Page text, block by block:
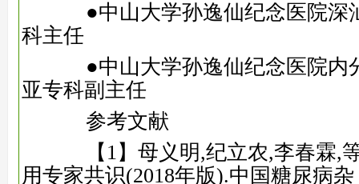
●中山大学孙逸仙纪念医院深
科主任
●中山大学孙逸仙纪念医院内
亚专科副主任
参考文献
【1】母义明,纪立农,李春霖,
用专家共识(2018年版).中国糖尿病杂